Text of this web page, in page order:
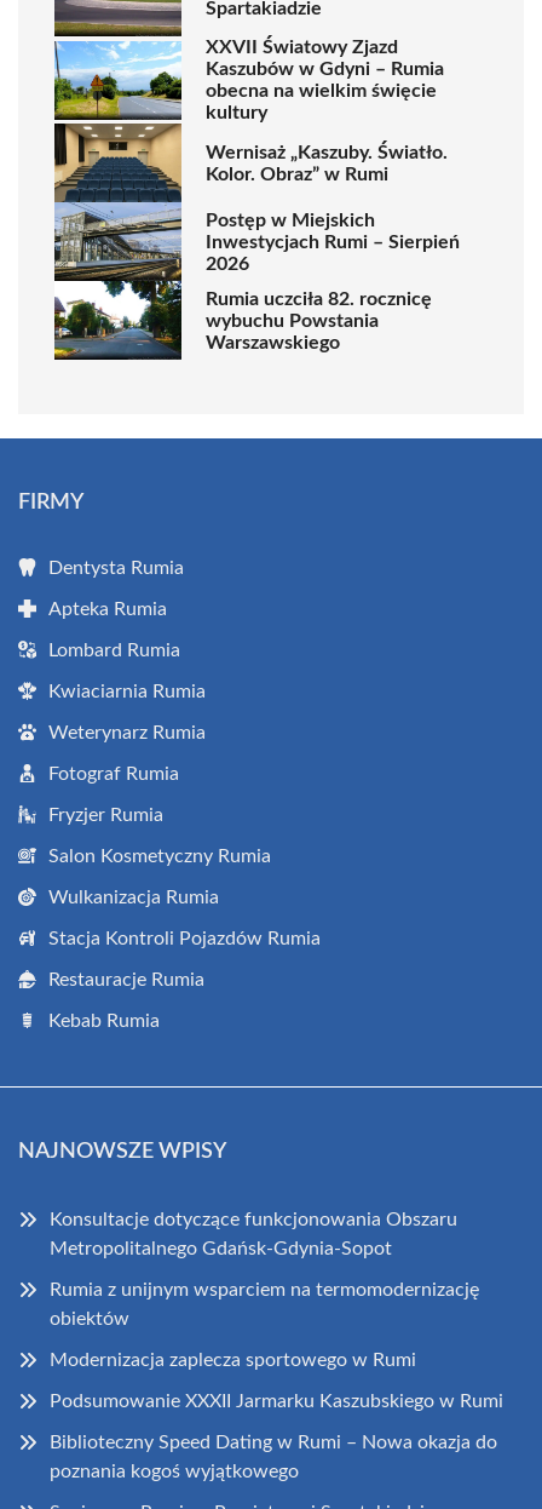
Spartakiadzie
XXVII Światowy Zjazd
Kaszubów w Gdyni – Rumia
obecna na wielkim święcie
kultury
Wernisaż „Kaszuby. Światło.
Kolor. Obraz” w Rumi
Postęp w Miejskich
Inwestycjach Rumi – Sierpień
2026
Rumia uczciła 82. rocznicę
wybuchu Powstania
Warszawskiego
FIRMY
Dentysta Rumia
Apteka Rumia
Lombard Rumia
Kwiaciarnia Rumia
Weterynarz Rumia
Fotograf Rumia
Fryzjer Rumia
Salon Kosmetyczny Rumia
Wulkanizacja Rumia
Stacja Kontroli Pojazdów Rumia
Restauracje Rumia
Kebab Rumia
NAJNOWSZE WPISY
Konsultacje dotyczące funkcjonowania Obszaru
Metropolitalnego Gdańsk-Gdynia-Sopot
Rumia z unijnym wsparciem na termomodernizację
obiektów
Modernizacja zaplecza sportowego w Rumi
Podsumowanie XXXII Jarmarku Kaszubskiego w Rumi
Biblioteczny Speed Dating w Rumi – Nowa okazja do
poznania kogoś wyjątkowego